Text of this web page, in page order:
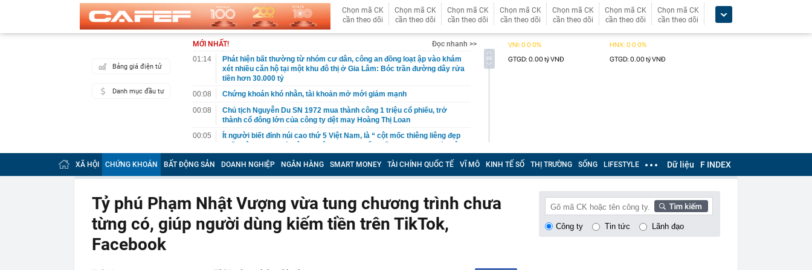
Chọn mã CK
cần theo dõi
Chọn mã CK
cần theo dõi
Chọn mã CK
cần theo dõi
Chọn mã CK
cần theo dõi
Chọn mã CK
cần theo dõi
Chọn mã CK
cần theo dõi
Chọn mã CK
cần theo dõi
Bảng giá điện tử
Danh mục đầu tư
MỚI NHẤT!
Đọc nhanh >>
01:14
Phát hiện bất thường từ nhóm cư dân, công an đồng loạt ập vào khám
xét nhiều căn hộ tại một khu đô thị ở Gia Lâm: Bóc trần đường dây rửa
tiền hơn 30.000 tỷ
00:08
Chứng khoán khó nhằn, tài khoản mở mới giảm mạnh
00:08
Chủ tịch Nguyễn Du SN 1972 mua thành công 1 triệu cổ phiếu, trở
thành cổ đông lớn của công ty dệt may Hoàng Thị Loan
00:05
Ít người biết đỉnh núi cao thứ 5 Việt Nam, là “ cột mốc thiêng liêng đẹp
trekking
Việt Nam có 1 hệ thống y khoa tư nhân sở hữu 14 bệnh viện, 2.900
giường bệnh, vừa được vinh danh "Hệ thống Y khoa tốt nhất Việt Nam
00:05
56 mã chứng khoán bị HoSE cắt margin trong tháng 8
00:03
Một doanh nghiệp Việt thu hơn 1 tỷ USD ở nước ngoài trong nửa đầu
năm 2026, lợi nhuận tăng hơn 120%
XÃ HỘI CHỨNG KHOÁN BẤT ĐỘNG SẢN DOANH NGHIỆP NGÂN HÀNG SMART MONEY TÀI CHÍNH QUỐC TẾ VĨ MÔ KINH TẾ SỐ THỊ TRƯỜNG SỐNG LIFESTYLE Dữ liệu F INDEX
Tỷ phú Phạm Nhật Vượng vừa tung chương trình chưa
từng có, giúp người dùng kiếm tiền trên TikTok,
Facebook
Công ty Tin tức Lãnh đạo